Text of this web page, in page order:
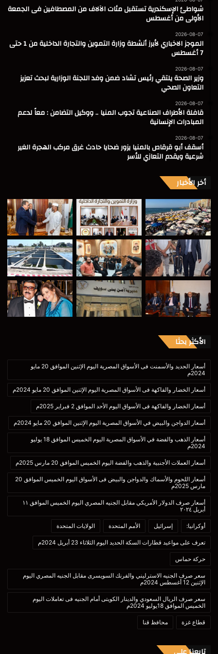
شواطئ الإسكندرية تستقبل مئات الآلاف من المصطافين فى الجمعة
الأولى من أغسطس
2026-08-07
الموجز الاخباري لأبرز أنشطة وزارة التموين والتجارة الداخلية من 1 حتى
7 أغسطس
2026-08-07
وزير الصحة يلتقي رئيس تشاد ضمن وفد اللجنة الوزارية لبحث تعزيز
التعاون الصحي
2026-08-07
قافلة الأطراف الصناعية تجوب المنيا .. ووكيل التضامن : معاً لدعم
المبادرات الإنسانية
2026-08-07
أسقف أبو قرقاص بالمنيا يزور ضحايا حادث غرق مركب الهجرة الغير
شرعية ويقدم التعازي للأسر
أخر الأخبار
الأكثر بحثا
أسعار الحديد والأسمنت فى الأسواق المصرية اليوم الإثنين الموافق 20 مايو
2024م
أسعار الخضار والفاكهة فى الأسواق المصرية اليوم الإثنين الموافق 20 مايو 2024م
أسعار الخضار والفاكهة فى الأسواق اليوم الأحد الموافق 2 فبراير 2025م
أسعار الدواجن والبيض في الأسواق المصرية اليوم الإثنين الموافق 20 مايو 2024م
أسعار الذهب والفضة في الأسواق المصرية اليوم الخميس الموافق 18 يوليو
2024م
أسعار العملات الأجنبية والذهب والفضة اليوم الخميس الموافق 20 مارس 2025م
أسعار اللحوم والأسماك والدواجن والبيض فى الأسواق اليوم الخميس الموافق 20
مارس 2025م
أسعار صرف الدولار الأمريكي مقابل الجنيه المصري اليوم الخميس الموافق ١١
أبريل ٢٠٢٤
أوكرانيا: إسرائيل الأمم المتحدة الولايات المتحدة
تعرف على مواعيد قطارات السكة الحديد اليوم الثلاثاء 23 أبريل 2024م
حركة حماس
سعر صرف الجنيه الاسترليني والفرنك السويسرى مقابل الجنيه المصري اليوم
الإثنين 12 أغسطس 2024م
سعر صرف الريال السعودي والدينار الكويتى أمام الجنيه فى تعاملات اليوم
الخميس الموافق 18يوليو 2024م
قطاع غزة محافظ قنا